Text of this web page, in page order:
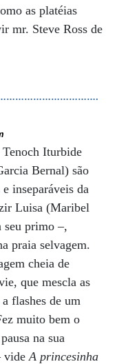
as platéias
mr. Steve Ross de
Iturbide
Bernal) são
inseparáveis da
Luisa (Maribel
seu primo –,
praia selvagem.
cheia de
que mescla as
flashes de um
muito bem o
na sua
videA princesinha